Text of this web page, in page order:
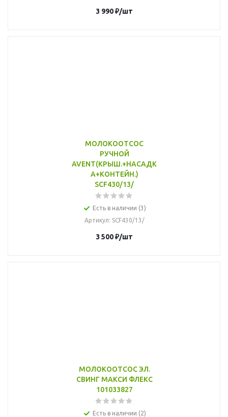
3 990₽/шт
МОЛОКООТСОС
РУЧНОЙ
AVENT(КРЫШ.+НАСАДК
А+КОНТЕЙН.)
SCF430/13/
Есть в наличии (3)
Артикул: SCF430/13/
3 500₽/шт
МОЛОКООТСОС ЭЛ.
СВИНГ МАКСИ ФЛЕКС
101033827
Есть в наличии (2)